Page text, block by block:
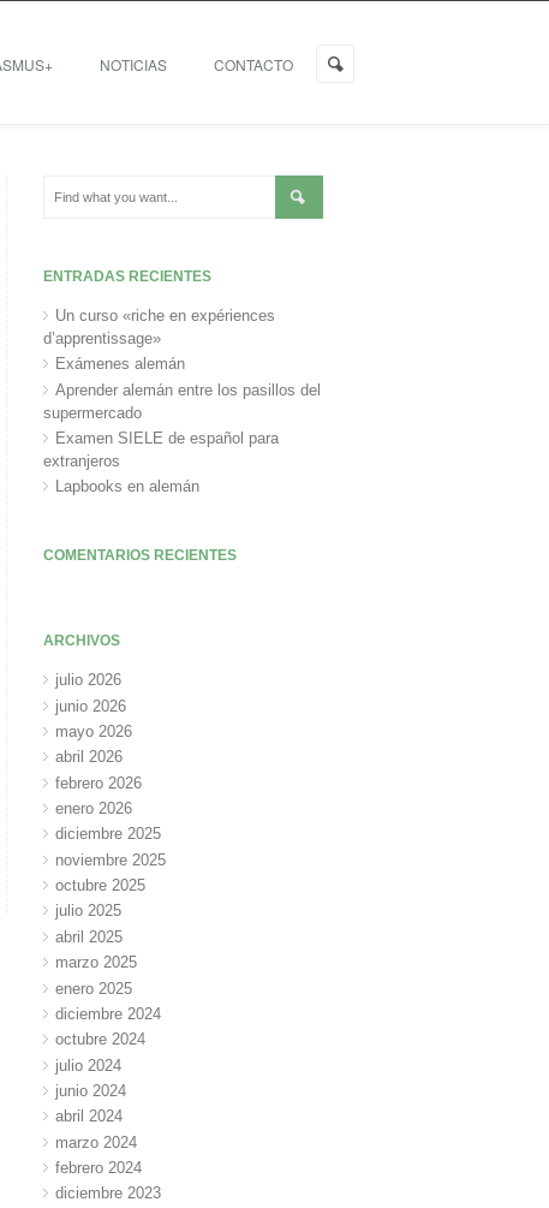
NOTICIAS CONTACTO
ENTRADAS RECIENTES
Un curso «riche en expériences
d’apprentissage»
Exámenes alemán
Aprender alemán entre los pasillos del
supermercado
Examen SIELE de español para
extranjeros
Lapbooks en alemán
COMENTARIOS RECIENTES
ARCHIVOS
julio 2026
junio 2026
mayo 2026
abril 2026
febrero 2026
enero 2026
diciembre 2025
noviembre 2025
octubre 2025
julio 2025
abril 2025
marzo 2025
enero 2025
diciembre 2024
octubre 2024
julio 2024
junio 2024
abril 2024
marzo 2024
febrero 2024
diciembre 2023